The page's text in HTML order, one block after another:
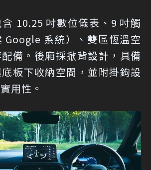
10.25 吋數位儀表、9 吋觸
Google 系統）、雙區恆溫空
備。後廂採掀背設計，具備
板下收納空間，並附掛鉤設
用性。